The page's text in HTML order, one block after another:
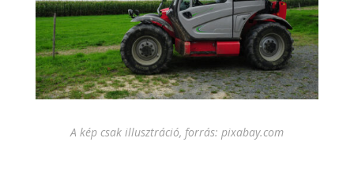
A kép csak illusztráció, forrás: pixabay.com